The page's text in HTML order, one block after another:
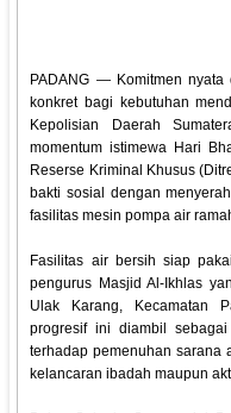
PADANG — Komitmen nyata
konkret bagi kebutuhan
Kepolisian Daerah
momentum istimewa Hari
Reserse Kriminal Khusus
bakti sosial dengan
fasilitas mesin pompa air
‎Fasilitas air bersih siap
pengurus Masjid Al-Ikhlas
Ulak Karang, Kecamatan
progresif ini diambil
terhadap pemenuhan sarana
kelancaran ibadah maupun